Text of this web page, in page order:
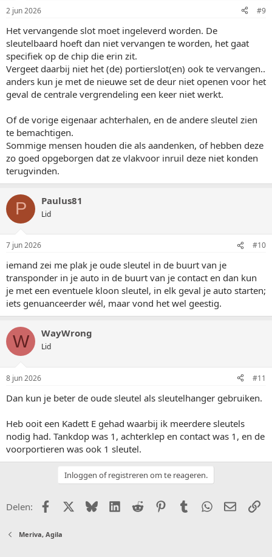
2 jun 2026 #9
Het vervangende slot moet ingeleverd worden. De
sleutelbaard hoeft dan niet vervangen te worden, het gaat
specifiek op de chip die erin zit.
Vergeet daarbij niet het (de) portierslot(en) ook te vervangen..
anders kun je met de nieuwe set de deur niet openen voor het
geval de centrale vergrendeling een keer niet werkt.
Of de vorige eigenaar achterhalen, en de andere sleutel zien
te bemachtigen.
Sommige mensen houden die als aandenken, of hebben deze
zo goed opgeborgen dat ze vlakvoor inruil deze niet konden
terugvinden.
P Paulus81
Lid
7 jun 2026 #10
iemand zei me plak je oude sleutel in de buurt van je
transponder in je auto in de buurt van je contact en dan kun
je met een eventuele kloon sleutel, in elk geval je auto starten;
iets genuanceerder wél, maar vond het wel geestig.
W WayWrong
Lid
8 jun 2026 #11
Dan kun je beter de oude sleutel als sleutelhanger gebruiken.
Heb ooit een Kadett E gehad waarbij ik meerdere sleutels
nodig had. Tankdop was 1, achterklep en contact was 1, en de
voorportieren was ook 1 sleutel.
Inloggen of registreren om te reageren.
Delen: FacebookX (Twitter)
BlueskyLinkedIn
Reddit PinterestTumblr WhatsApp
E-mail
Meriva, Agila